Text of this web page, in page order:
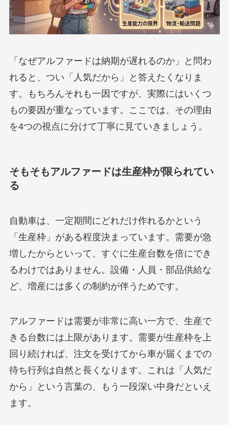
「なぜアルファードは納期が遅れるのか」と問わ
れると、つい「人気だから」と答えたくなりま
す。もちろんそれも一因ですが、実際にはいくつ
もの要因が重なっています。ここでは、その理由
を4つの視点に分けて丁寧に見ていきましょう。
そもそもアルファードは生産枠が限られてい
る
自動車は、一定期間にどれだけ作れるかという
「生産枠」がある程度決まっています。需要が急
増したからといって、すぐに生産台数を倍にでき
るわけではありません。設備・人員・部品供給な
ど、増産には多くの制約が伴うためです。
アルファードは需要が非常に高い一方で、生産で
きる台数には上限があります。需要が生産枠を上
回り続ければ、注文を受けてから車が届くまでの
待ち行列は自然と長くなります。これは「人気だ
から」という言葉の、もう一段深い中身だといえ
ます。